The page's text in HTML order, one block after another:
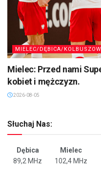
MIELEC/DĘBICA/
Mielec: Przed nami
kobiet i mężczyzn.
2026-08-05
Słuchaj Nas:
Dębica Mielec
89,2 MHz
102,4 MHz